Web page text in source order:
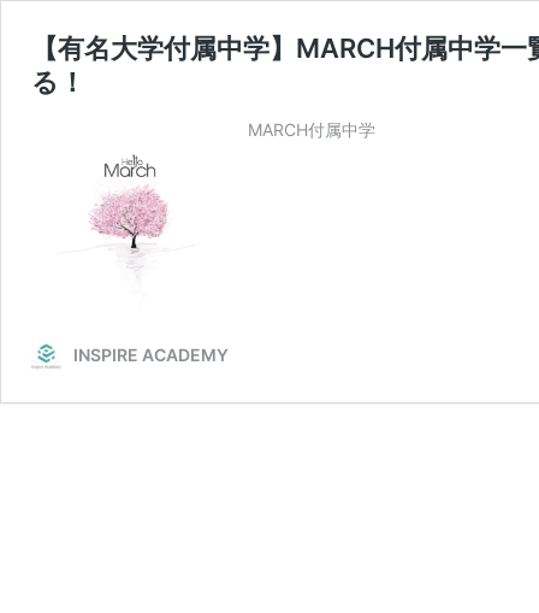
【有名大学付属中学】MARCH付属中学
る！
MARCH付属中学
INSPIRE ACADEMY